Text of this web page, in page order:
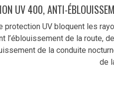
UV 400, ANTI-
protection UV bloquent les
l’éblouissement de la route,
de la conduite
de